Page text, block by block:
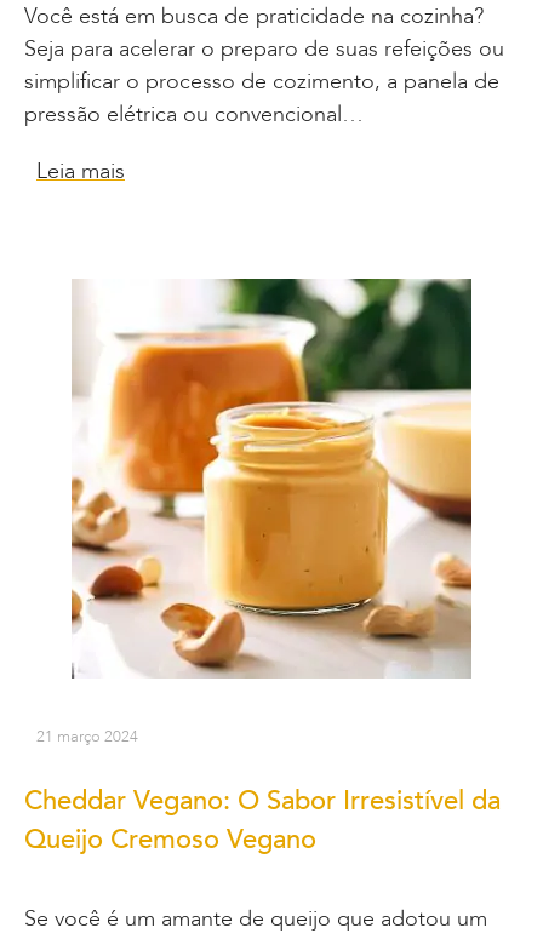
Você está em busca de praticidade na cozinha?
Seja para acelerar o preparo de suas refeições ou
simplificar o processo de cozimento, a panela de
pressão elétrica ou convencional…
Leia mais
21 março 2024
Cheddar Vegano: O Sabor Irresistível da
Queijo Cremoso Vegano
Se você é um amante de queijo que adotou um